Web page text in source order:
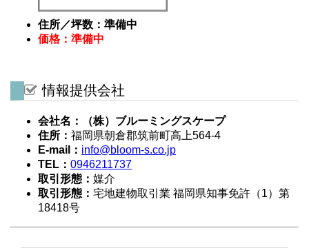
住所／坪数：準備中
価格：準備中
情報提供会社
会社名：（株）ブルーミングスケープ
住所： 福岡県朝倉郡筑前町高上564-4
E-mail： info@bloom-s.co.jp
TEL： 0946211737
取引形態： 媒介
取引形態： 宅地建物取引業 福岡県知事免許（1）第
18418号